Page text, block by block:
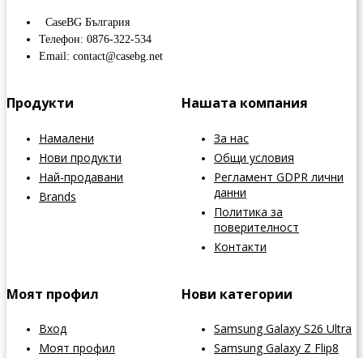
CaseBG България
Телефон: 0876-322-534
Email: contact@casebg.net
Продукти
Намалени
Нови продукти
Най-продавани
Brands
Нашата компания
За нас
Общи условия
Регламент GDPR лични
данни
Политика за
поверителност
Контакти
Моят профил
Вход
Моят профил
Нови категории
Samsung Galaxy S26 Ultra
Samsung Galaxy Z Flip8